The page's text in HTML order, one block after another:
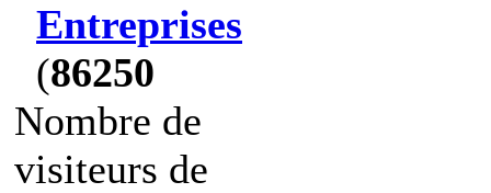
Entreprises
(86250
Nombre de
visiteurs de